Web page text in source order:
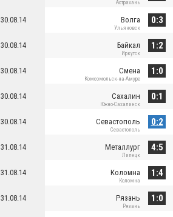
Астрахань
30.08.14 Волга
Ульяновск
0:3
30.08.14 Байкал
Иркутск
1:2
30.08.14 Смена
Комсомольск-на-Амуре
1:0
30.08.14 Сахалин
Южно-Сахалинск
0:1
30.08.14 Севастополь
Севастополь
0:2
31.08.14 Металлург
Липецк
4:5
31.08.14 Коломна
Коломна
1:4
31.08.14 Рязань
Рязань
1:0